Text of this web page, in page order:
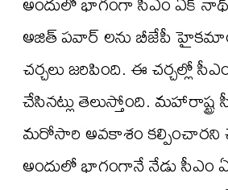
అజిత్ పవార్ లను బీజేపీ
చర్చలు జరిపింది. ఈ చర్చల్లో
చేసినట్లు తెలుస్తోంది.
మరోసారి అవకాశం కల్పించారని
అందులో భాగంగానే నేడు సీఎం